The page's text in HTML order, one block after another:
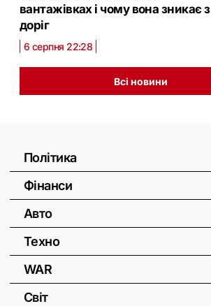
вантажівках і чому вона зникає з
доріг
6 серпня 22:28
Всі новини
Політика
Фінанси
Авто
Техно
WAR
Світ